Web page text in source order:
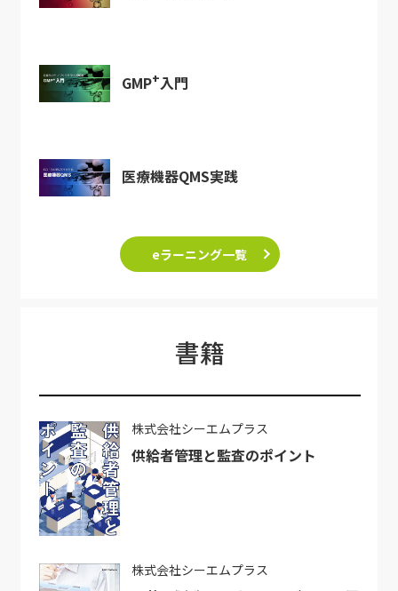
GMP+入門
医療機器QMS実践
eラーニング一覧
書籍
株式会社シーエムプラス
供給者管理と監査のポイント
株式会社シーエムプラス